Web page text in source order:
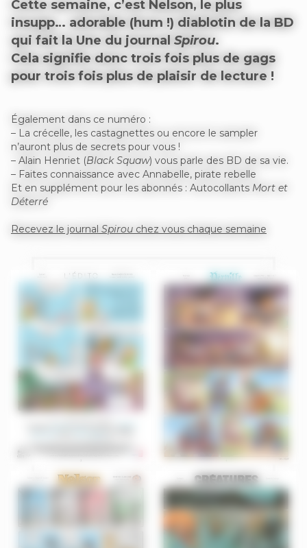
Cette semaine, c’est Nelson, le plus
insupp… adorable (hum !) diablotin de la BD
qui fait la Une du journal Spirou.
Cela signifie donc trois fois plus de gags
pour trois fois plus de plaisir de lecture !
Également dans ce numéro :
– La crécelle, les castagnettes ou encore le sampler
n’auront plus de secrets pour vous !
– Alain Henriet (Black Squaw) vous parle des BD de sa vie.
– Faites connaissance avec Annabelle, pirate rebelle
Et en supplément pour les abonnés : Autocollants Mort et
Déterré
Recevez le journal Spirou chez vous chaque semaine